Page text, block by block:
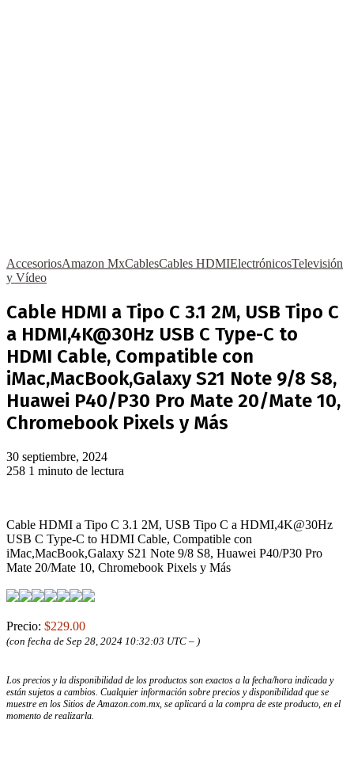
AccesoriosAmazon MxCablesCables HDMIElectrónicosTelevisión
y Vídeo
Cable HDMI a Tipo C 3.1 2M, USB Tipo C
a HDMI,4K@30Hz USB C Type-C to
HDMI Cable, Compatible con
iMac,MacBook,Galaxy S21 Note 9/8 S8,
Huawei P40/P30 Pro Mate 20/Mate 10,
Chromebook Pixels y Más
30 septiembre, 2024
258 1 minuto de lectura
Cable HDMI a Tipo C 3.1 2M, USB Tipo C a HDMI,4K@30Hz
USB C Type-C to HDMI Cable, Compatible con
iMac,MacBook,Galaxy S21 Note 9/8 S8, Huawei P40/P30 Pro
Mate 20/Mate 10, Chromebook Pixels y Más
Precio: $229.00
(con fecha de Sep 28, 2024 10:32:03 UTC – )
Los precios y la disponibilidad de los productos son exactos a la fecha/hora indicada y
están sujetos a cambios. Cualquier información sobre precios y disponibilidad que se
muestre en los Sitios de Amazon.com.mx, se aplicará a la compra de este producto, en el
momento de realizarla.